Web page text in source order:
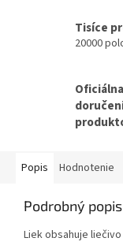
Tisíce
20000
Popis Hodnotenie
Podrobný popis
Liek obsahuje